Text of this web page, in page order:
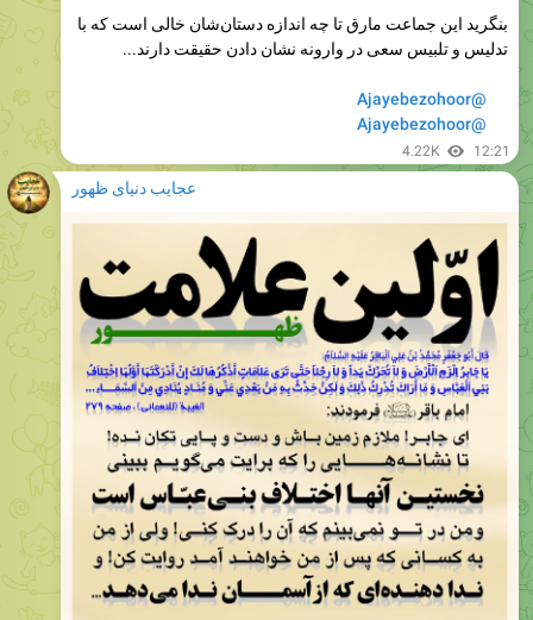
VIEW IN TELEGRAM
VIEW IN TELEGRAM
3.39K 12:01
عجایب دنیای ظهور
Please open Telegram to view this post
VIEW IN TELEGRAM
3.72K 12:06
عجایب دنیای ظهور
Please open Telegram to view this post
VIEW IN TELEGRAM
3.83K 12:09
عجایب دنیای ظهور
December 9, 2025